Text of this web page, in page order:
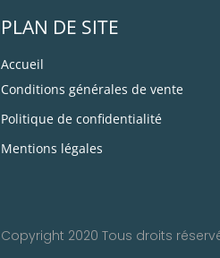
PLAN DE SITE
Accueil
Conditions générales de vente
Politique de confidentialité
Mentions légales
Copyright 2020 Tous droits